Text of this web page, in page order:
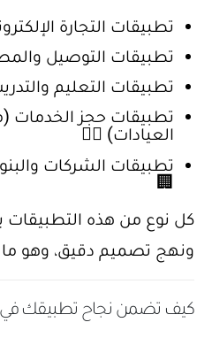
تطبيقات التجارة
تطبيقات التوصيل
تطبيقات التعليم
تطبيقات حجز الخدمات
العيادات) 💇‍♂️
تطبيقات الشركات
🏢
كل نوع من هذه
ونهج تصميم دقيق، وهو ما
كيف تضمن نجاح تطبيقك